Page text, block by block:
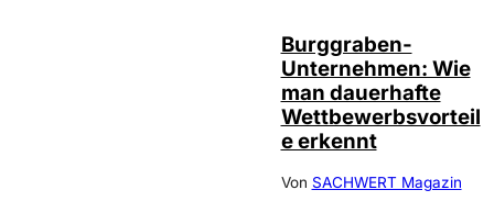
Burggraben-
Unternehmen: Wie
man dauerhafte
Wettbewerbsvorteil
e erkennt
Von SACHWERT Magazin